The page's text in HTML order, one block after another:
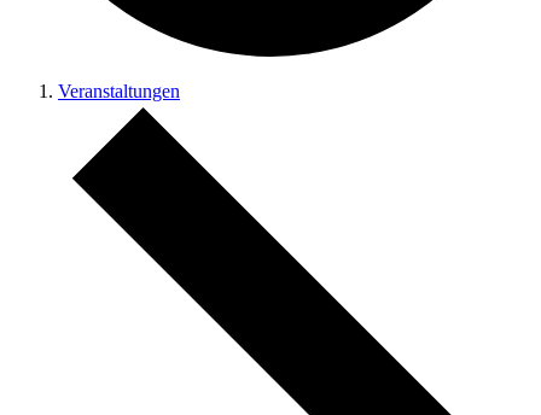
Veranstaltungen